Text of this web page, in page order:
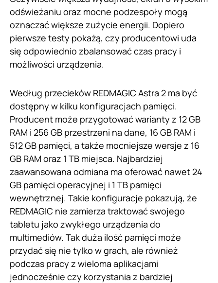
odświeżaniu oraz mocne podzespoły mogą
oznaczać większe zużycie energii. Dopiero
pierwsze testy pokażą, czy producentowi uda
się odpowiednio zbalansować czas pracy i
możliwości urządzenia.
Według przecieków REDMAGIC Astra 2 ma być
dostępny w kilku konfiguracjach pamięci.
Producent może przygotować warianty z 12 GB
RAM i 256 GB przestrzeni na dane, 16 GB RAM i
512 GB pamięci, a także mocniejsze wersje z 16
GB RAM oraz 1 TB miejsca. Najbardziej
zaawansowana odmiana ma oferować nawet 24
GB pamięci operacyjnej i 1 TB pamięci
wewnętrznej. Takie konfiguracje pokazują, że
REDMAGIC nie zamierza traktować swojego
tabletu jako zwykłego urządzenia do
multimediów. Tak duża ilość pamięci może
przydać się nie tylko w grach, ale również
podczas pracy z wieloma aplikacjami
jednocześnie czy korzystania z bardziej